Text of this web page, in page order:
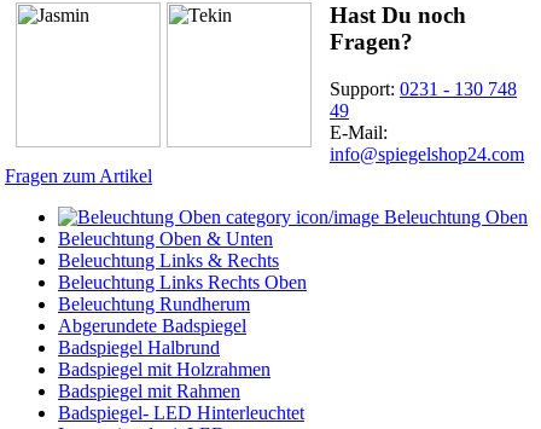
Hast Du noch
Fragen?
Support: 0231 - 130 748
49
E-Mail:
info@spiegelshop24.com
Fragen zum Artikel
Beleuchtung Oben
Beleuchtung Oben & Unten
Beleuchtung Links & Rechts
Beleuchtung Links Rechts Oben
Beleuchtung Rundherum
Abgerundete Badspiegel
Badspiegel Halbrund
Badspiegel mit Holzrahmen
Badspiegel mit Rahmen
Badspiegel- LED Hinterleuchtet